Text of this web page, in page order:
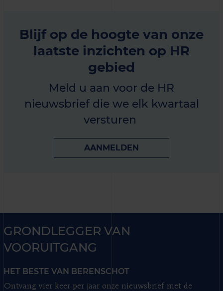
Blijf op de hoogte van onze
laatste inzichten op HR
gebied
Meld u aan voor de HR
nieuwsbrief die we elk kwartaal
versturen
AANMELDEN
GRONDLEGGER VAN
VOORUITGANG
HET BESTE VAN BERENSCHOT
Ontvang vier keer per jaar onze nieuwsbrief met de